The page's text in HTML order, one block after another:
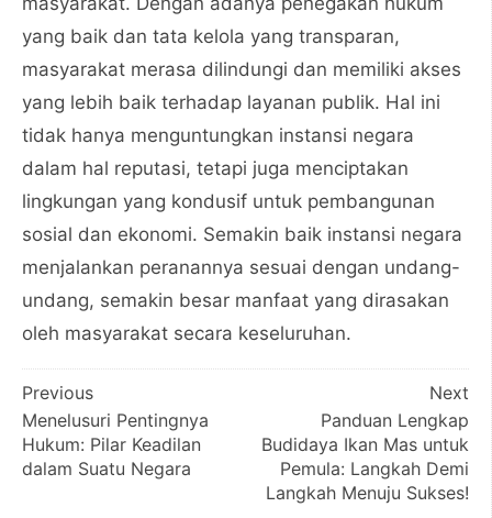
yang baik dan tata kelola yang transparan,
masyarakat merasa dilindungi dan memiliki akses
yang lebih baik terhadap layanan publik. Hal ini
tidak hanya menguntungkan instansi negara
dalam hal reputasi, tetapi juga menciptakan
lingkungan yang kondusif untuk pembangunan
sosial dan ekonomi. Semakin baik instansi negara
menjalankan peranannya sesuai dengan undang-
undang, semakin besar manfaat yang dirasakan
oleh masyarakat secara keseluruhan.
Post
navigation
Previous
Menelusuri Pentingnya
Hukum: Pilar Keadilan
dalam Suatu Negara
Next
Panduan Lengkap
Budidaya Ikan Mas untuk
Pemula: Langkah Demi
Langkah Menuju Sukses!